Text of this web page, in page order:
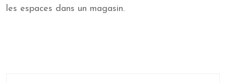
les espaces dans un magasin.